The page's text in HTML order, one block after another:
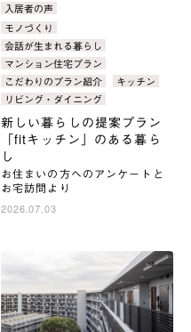
カ
テ
ゴ
リ：
入居者の声
タ
グ：
モノづくり
会話が生まれる暮らし
マンション住宅プラン
こだわりのプラン紹介
キッチン
リビング・ダイニング
新しい暮らしの提案プラン
「fitキッチン」のある暮ら
し
お住まいの方へのアンケートと
お宅訪問より
2026.07.03